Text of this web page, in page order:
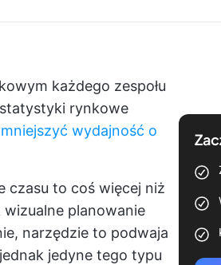
każdego zespołu
rynkowe
wydajność o
czasu to coś więcej niż
planowanie
narzędzie to podwaja
jedyne tego typu